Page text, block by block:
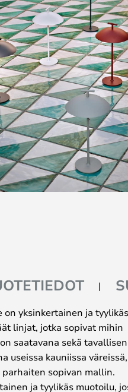
yksinkertainen ja
linjat, jotka sopivat mihin
saatavana sekä
useissa kauniissa väreissä,
sopivan mallin.
ja tyylikäs muotoilu,